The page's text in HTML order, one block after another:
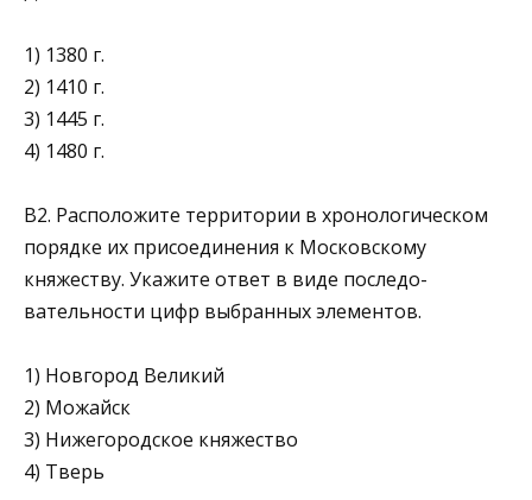
1) 1380 г.
2) 1410 г.
3) 1445 г.
4) 1480 г.
В2. Расположите территории в хронологическом
порядке их присое­динения к Московскому
княжеству. Укажите ответ в виде последо­
вательности цифр выбранных элементов.
1) Новгород Великий
2) Можайск
3) Нижегородское княжество
4) Тверь